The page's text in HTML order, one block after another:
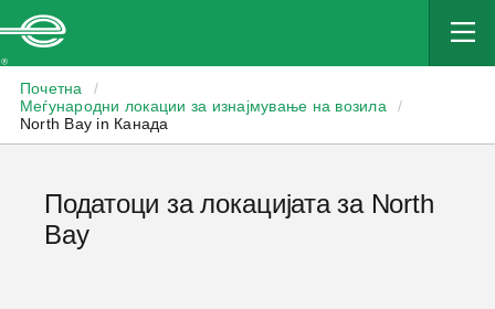
Почетна
/
Меѓународни локации за изнајмување на возила
/
North Bay in Канада
Податоци за локацијата за North
Bay